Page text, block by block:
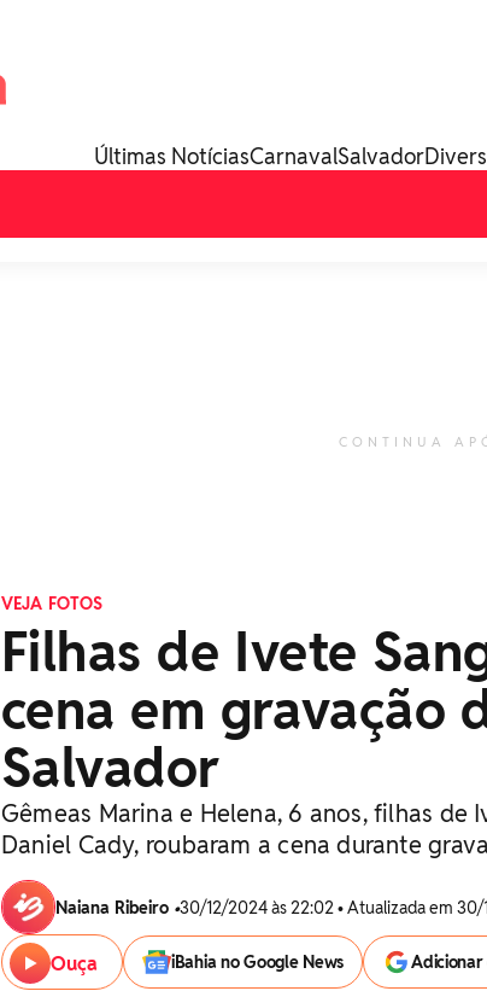
Últimas NotíciasCarnavalSalvador
CONTINUA
VEJA FOTOS
Filhas de Ivete
cena em gravação
Salvador
Gêmeas Marina e Helena, 6 anos, filhas
Daniel Cady, roubaram a cena durante
Naiana Ribeiro •30/12/2024 às 22:02 • Atualizada em
Ouça iBahia no Google News